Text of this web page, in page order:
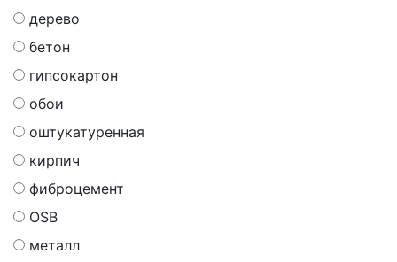
дерево
бетон
гипсокартон
обои
оштукатуренная
кирпич
фиброцемент
OSB
металл